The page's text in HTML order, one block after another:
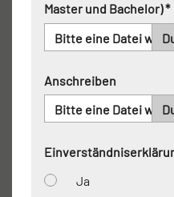
Master und Bachelor) *
Bitte eine Datei
Anschreiben
Bitte eine Datei
Ja